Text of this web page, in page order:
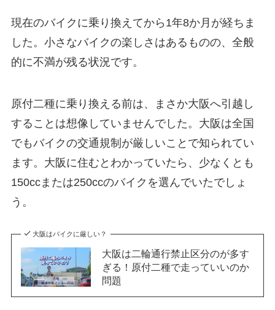
現在のバイクに乗り換えてから1年8か月が経ちま
した。小さなバイクの楽しさはあるものの、全般
的に不満が残る状況です。
原付二種に乗り換える前は、まさか大阪へ引越し
することは想像していませんでした。大阪は全国
でもバイクの交通規制が厳しいことで知られてい
ます。大阪に住むとわかっていたら、少なくとも
150ccまたは250ccのバイクを選んでいたでしょ
う。
大阪はバイクに厳しい？
大阪は二輪通行禁止区分のが多す
ぎる！原付二種で走っていいのか
問題